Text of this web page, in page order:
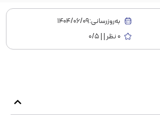
به‌روز‌رسانی:۱۴۰۴/۰۶/۰۹
0 نظر | | 0/5